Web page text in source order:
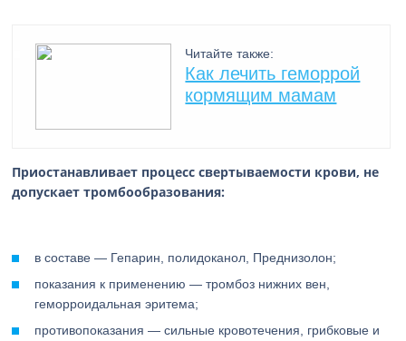
Читайте также:
Как лечить геморрой
кормящим мамам
Приостанавливает процесс свертываемости крови, не
допускает тромбообразования:
в составе — Гепарин, полидоканол, Преднизолон;
показания к применению — тромбоз нижних вен,
геморроидальная эритема;
противопоказания — сильные кровотечения, грибковые и